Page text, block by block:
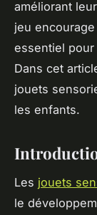
améliorant
jeu
essentiel
Dans cet
jouets
les enfants.
Les jouets
le